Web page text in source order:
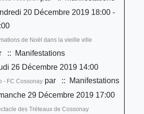
20 Décembre 2019 18:00 -
de Noël dans la vieille ville
:: Manifestations
26 Décembre 2019 14:00
- FC Cossonaypar
:: Manifestations
29 Décembre 2019 17:00
des Tréteaux de Cossonay